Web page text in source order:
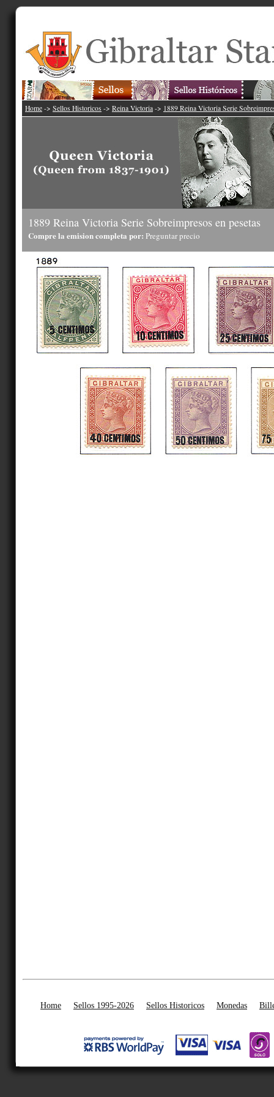
Home -> Sellos Historicos -> Reina Victoria -> 1889 Reina Victoria Serie
1889 Reina Victoria Serie Sobreimpresos en pesetas
Compre la emision completa por: Preguntar precio
Home Sellos 1995-2026 Sellos Historicos Monedas